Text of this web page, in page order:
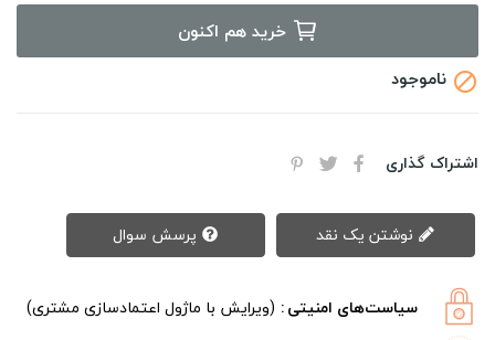
خرید هم اکنون
 ناموجود
اشتراک گذاری
سیاست‌های امنیتی (ویرایش با ماژول اعتمادسازی مشتری)